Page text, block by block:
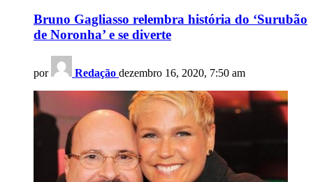
Bruno Gagliasso relembra história do ‘Surubão
de Noronha’ e se diverte
por Redação dezembro 16, 2020, 7:50 am